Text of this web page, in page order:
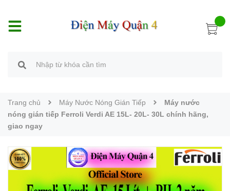
Trang chủ Máy Nước Nóng Gián Tiếp
Máy nước
nóng gián tiếp Ferroli Verdi AE 15L- 20L- 30L chính hãng,
giao ngay